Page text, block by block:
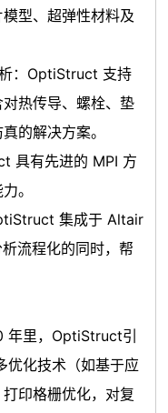
型、超弹性材料及
：OptiStruct 支持
热传导、螺栓、垫
的解决方案。
具有先进的 MPI 方
。
集成于 Altair
流程化的同时，帮
年里，OptiStruct引
优化技术（如基于应
印格栅优化，对复